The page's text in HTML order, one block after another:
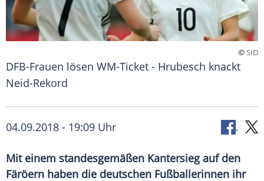
©SID
DFB-Frauen lösen WM-Ticket - Hrubesch knackt
Neid-Rekord
04.09.2018 - 19:09 Uhr
Mit einem standesgemäßen Kantersieg auf den
Färöern haben die deutschen Fußballerinnen ihr